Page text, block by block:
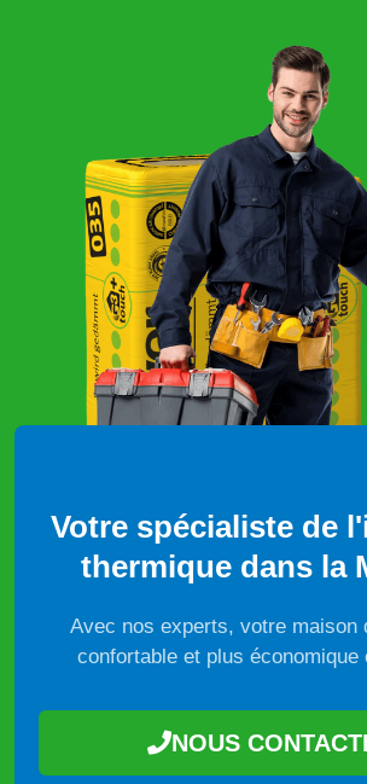
Votre spécialiste de
thermique dans la
Avec nos experts, votre maison
confortable et plus économique
NOUS